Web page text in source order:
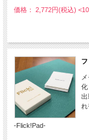
価格： 2,772円(税込)
化
出
れ
-Flick!Pad-